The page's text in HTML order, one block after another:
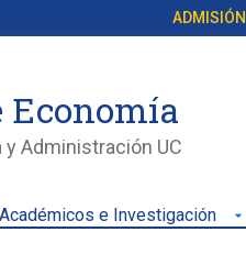
ADMISIÓN
y Administración UC
Académicos e Investigación arrow_drop_down